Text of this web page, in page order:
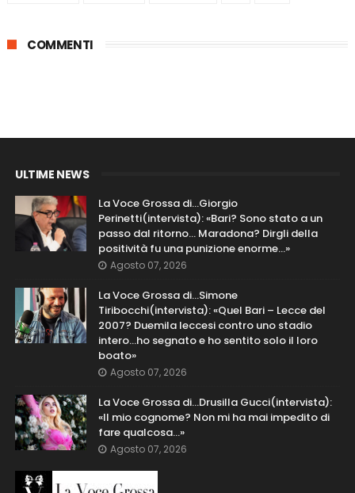
COMMENTI
ULTIME NEWS
La Voce Grossa di…Giorgio
Perinetti(intervista): «Bari? Sono stato a un
passo dal ritorno... Maradona? Dirgli della
positività fu una punizione enorme…»
Agosto 07, 2026
La Voce Grossa di…Simone
Tiribocchi(intervista): «Quel Bari – Lecce del
2007? Duemila leccesi contro uno stadio
intero...ho segnato e ho sentito solo il loro
boato»
Agosto 07, 2026
La Voce Grossa di…Drusilla Gucci(intervista):
«Il mio cognome? Non mi ha mai impedito di
fare qualcosa…»
Agosto 07, 2026